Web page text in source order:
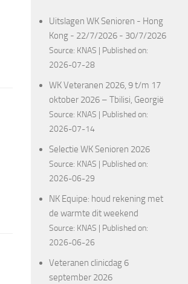
Uitslagen WK Senioren - Hong
Kong - 22/7/2026 - 30/7/2026
Source: KNAS
Published on:
2026-07-28
WK Veteranen 2026, 9 t/m 17
oktober 2026 – Tbilisi, Georgië
Source: KNAS
Published on:
2026-07-14
Selectie WK Senioren 2026
Source: KNAS
Published on:
2026-06-29
NK Equipe: houd rekening met
de warmte dit weekend
Source: KNAS
Published on:
2026-06-26
Veteranen clinicdag 6
september 2026